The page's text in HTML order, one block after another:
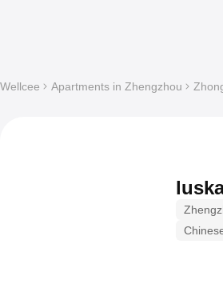
Wellcee Apartments in Zhengzhou